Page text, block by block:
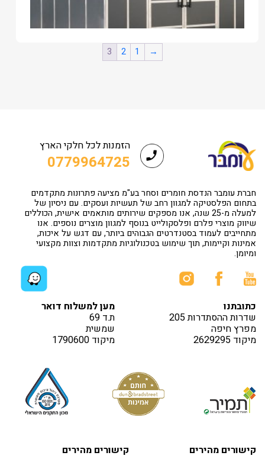
→
1
2
3
הזמנות לכל חלקי הארץ
0779964725
חברת עומבר הנדסת חומרים וסחר בע"מ מציעה פתרונות מתקדמים
בתחום הפלסטיקה למגוון רחב של תעשיות ועסקים. עם ניסיון של
למעלה מ-25 שנה, אנו מספקים שירותים מותאמים אישית, הכוללים
שיווק מוצרי פלרם ופלסקולייט בנוסף למגוון מוצרים נוספים. אנו
מתחייבים לעמוד בסטנדרטים הגבוהים ביותר, עם דגש על איכות,
אמינות וקיימות, תוך שימוש בטכנולוגיות מתקדמות וצוות מקצועי
ומיומן.
כתובתנו
שדרות ההסתדרות 205
מפרץ חיפה
מיקוד 2629295
מען למשלוח דואר
ת.ד 69
שמשית
מיקוד 1790600
קישורים מהירים
קישורים מהירים